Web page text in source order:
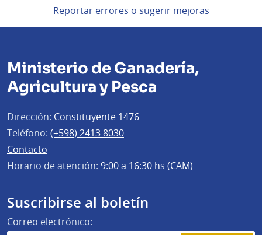
Reportar errores o sugerir mejoras
Ministerio de Ganadería,
Agricultura y Pesca
Dirección: Constituyente 1476
Teléfono: (+598) 2413 8030
Contacto
Horario de atención: 9:00 a 16:30 hs (CAM)
Suscribirse al boletín
Correo electrónico: